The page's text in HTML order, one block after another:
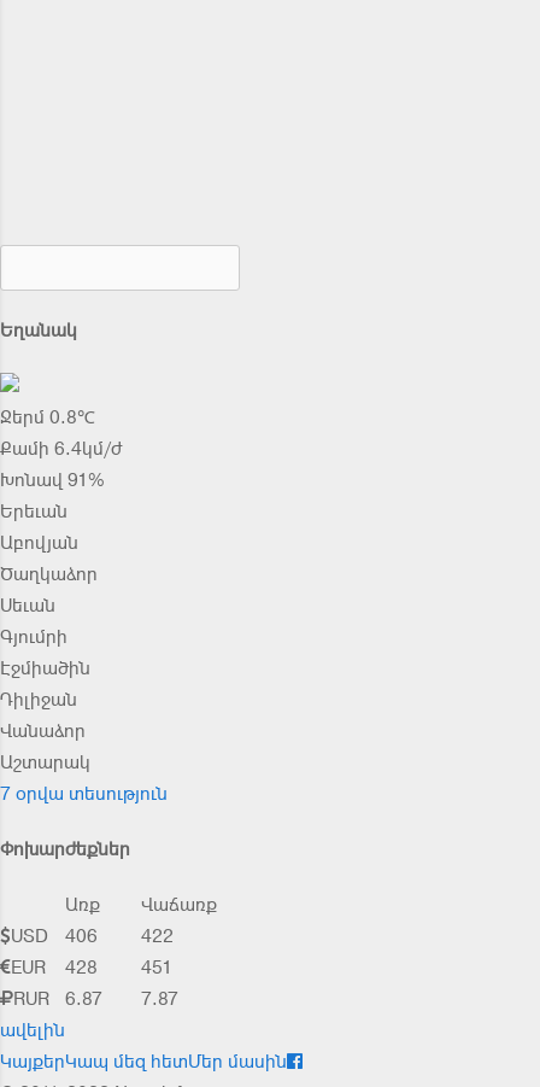
Եղանակ
Ջերմ 0.8℃
Քամի 6.4կմ/ժ
Խոնավ 91%
Երեւան
Աբովյան
Ծաղկաձոր
Սեւան
Գյումրի
Էջմիածին
Դիլիջան
Վանաձոր
Աշտարակ
7 օրվա տեսություն
Փոխարժեքներ
Առք
Վաճառք
USD
406
422
EUR
428
451
RUR
6.87
7.87
ավելին
ԿայքերԿապ մեզ հետՄեր մասին